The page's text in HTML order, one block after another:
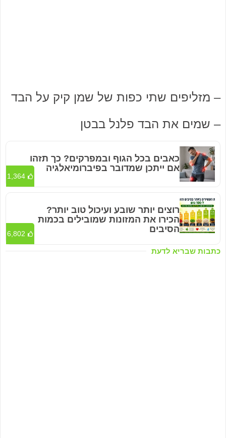
– מזליפים שתי כפות של שמן קיק על הבד
– שמים את הבד פלנל בבטן
כתבות שבריא לדעת
כאבים בכל הגוף ובמפרקים? כך תזהו
אם ייתכן שמדובר בפיברומיאלגיה
1,364
רוצים יותר שובע ועיכול טוב יותר?
הכירו את המזונות שמובילים בכמות
הסיבים
6,802